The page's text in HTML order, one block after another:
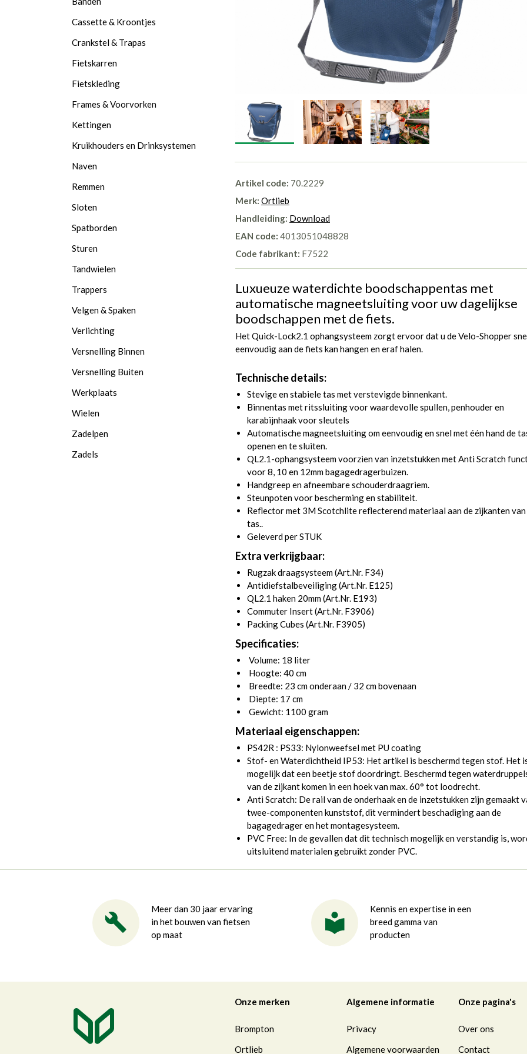
Artikel code: 70.2229
Merk: Ortlieb
Handleiding: Download
EAN code: 4013051048828
Code fabrikant: F7522
Luxueuze waterdichte boodschappentas met
automatische magneetsluiting voor uw dagelijkse
boodschappen met de fiets.
Het Quick-Lock2.1 ophangsysteem zorgt ervoor dat u de Velo-Shopper
eenvoudig aan de fiets kan hangen en eraf halen.
Technische details:
Stevige en stabiele tas met verstevigde binnenkant.
Binnentas met ritssluiting voor waardevolle spullen, penhouder en
karabijnhaak voor sleutels
Automatische magneetsluiting om eenvoudig en snel met één hand de
openen en te sluiten.
QL2.1-ophangsysteem voorzien van inzetstukken met Anti Scratch
voor 8, 10 en 12mm bagagedragerbuizen.
Handgreep en afneembare schouderdraagriem.
Steunpoten voor bescherming en stabiliteit.
Reflector met 3M Scotchlite reflecterend materiaal aan de zijkanten van
tas..
Geleverd per STUK
Extra verkrijgbaar:
Rugzak draagsysteem (Art.Nr. F34)
Antidiefstalbeveiliging (Art.Nr. E125)
QL2.1 haken 20mm (Art.Nr. E193)
Commuter Insert (Art.Nr. F3906)
Packing Cubes (Art.Nr. F3905)
Specificaties:
Volume: 18 liter
Hoogte: 40 cm
Breedte: 23 cm onderaan / 32 cm bovenaan
Diepte: 17 cm
Gewicht: 1100 gram
Materiaal eigenschappen:
PS42R : PS33: Nylonweefsel met PU coating
Stof- en Waterdichtheid IP53: Het artikel is beschermd tegen stof. Het
mogelijk dat een beetje stof doordringt. Beschermd tegen
van de zijkant komen in een hoek van max. 60° tot loodrecht.
Anti Scratch: De rail van de onderhaak en de inzetstukken zijn gemaakt
twee-componenten kunststof, dit vermindert beschadiging aan de
bagagedrager en het montagesysteem.
PVC Free: In de gevallen dat dit technisch mogelijk en verstandig is,
uitsluitend materialen gebruikt zonder PVC.
Cassette & Kroontjes
Crankstel & Trapas
Fietskarren
Fietskleding
Frames & Voorvorken
Kettingen
Kruikhouders en Drinksystemen
Naven
Remmen
Sloten
Spatborden
Sturen
Tandwielen
Trappers
Velgen & Spaken
Verlichting
Versnelling Binnen
Versnelling Buiten
Werkplaats
Wielen
Zadelpen
Zadels
Meer dan 30 jaar ervaring
in het bouwen van fietsen
op maat
Kennis en expertise in een
breed gamma van
producten
Onze merken
Brompton
Ortlieb
Algemene informatie
Privacy
Algemene voorwaarden
Onze pagina's
Over ons
Contact